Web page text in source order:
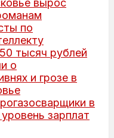
вырос
по
тысяч рублей
о
и грозе в
в
зарплат